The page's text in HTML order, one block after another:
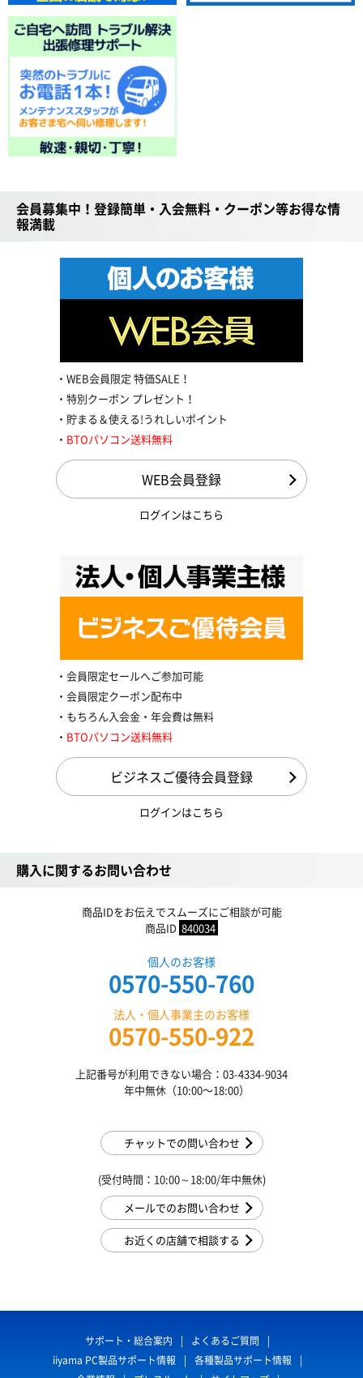
会員募集中！登録簡単・入会無料・クーポン等お得な情
報満載
WEB会員限定 特価SALE！
特別クーポン プレゼント！
貯まる＆使える!うれしいポイント
BTOパソコン送料無料
WEB会員登録
ログインはこちら
会員限定セールへご参加可能
会員限定クーポン配布中
もちろん入会金・年会費は無料
BTOパソコン送料無料
ビジネスご優待会員登録
ログインはこちら
購入に関するお問い合わせ
商品IDをお伝えでスムーズにご相談が可能
商品ID 840034
個人のお客様
0570-550-760
法人・個人事業主のお客様
0570-550-922
上記番号が利用できない場合：03-4334-9034
年中無休（10:00〜18:00）
チャットでの問い合わせ
(受付時間：10:00～18:00/年中無休)
メールでのお問い合わせ
お近くの店舗で相談する
サポート・総合案内
よくあるご質問
iiyama PC製品サポート情報
各種製品サポート情報